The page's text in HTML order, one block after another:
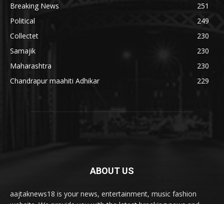
Breaking News
251
Political
249
Collectet
230
Samajik
230
Maharashtra
230
Chandrapur maahiti Adhikar
229
ABOUT US
aajtaknews18 is your news, entertainment, music fashion